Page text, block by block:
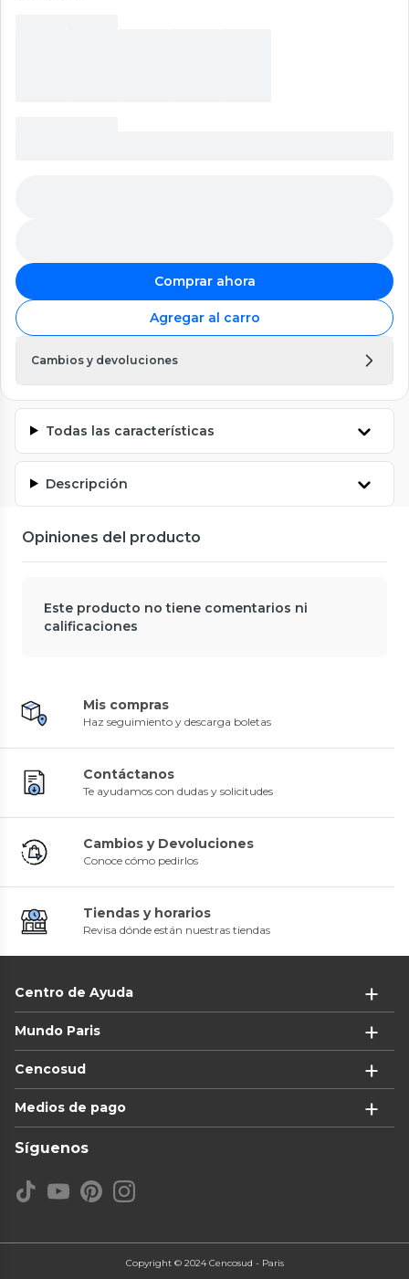
Comprar ahora
Agregar al carro
Cambios y devoluciones
Todas las características
Descripción
Opiniones del producto
Este producto no tiene comentarios ni
calificaciones
Mis compras
Haz seguimiento y descarga boletas
Contáctanos
Te ayudamos con dudas y solicitudes
Cambios y Devoluciones
Conoce cómo pedirlos
Tiendas y horarios
Revisa dónde están nuestras tiendas
Centro de Ayuda
Mundo Paris
Cencosud
Medios de pago
Síguenos
Copyright © 2024 Cencosud - Paris